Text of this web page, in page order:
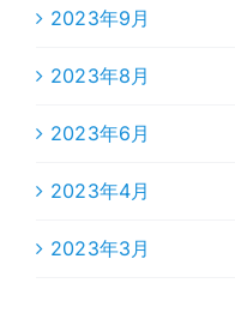
2023年9月
2023年8月
2023年6月
2023年4月
2023年3月